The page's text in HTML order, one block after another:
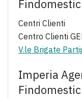
Findomestic
Centri Clienti
Centro Clienti
V.le Brigate
Imperia
Findomestic